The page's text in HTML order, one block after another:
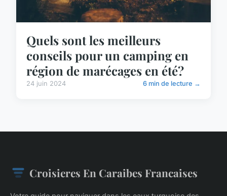
Quels sont les meilleurs
conseils pour un camping en
région de marécages en été?
24 juin 2024 6 min de lecture →
Croisieres En Caraibes Francaises